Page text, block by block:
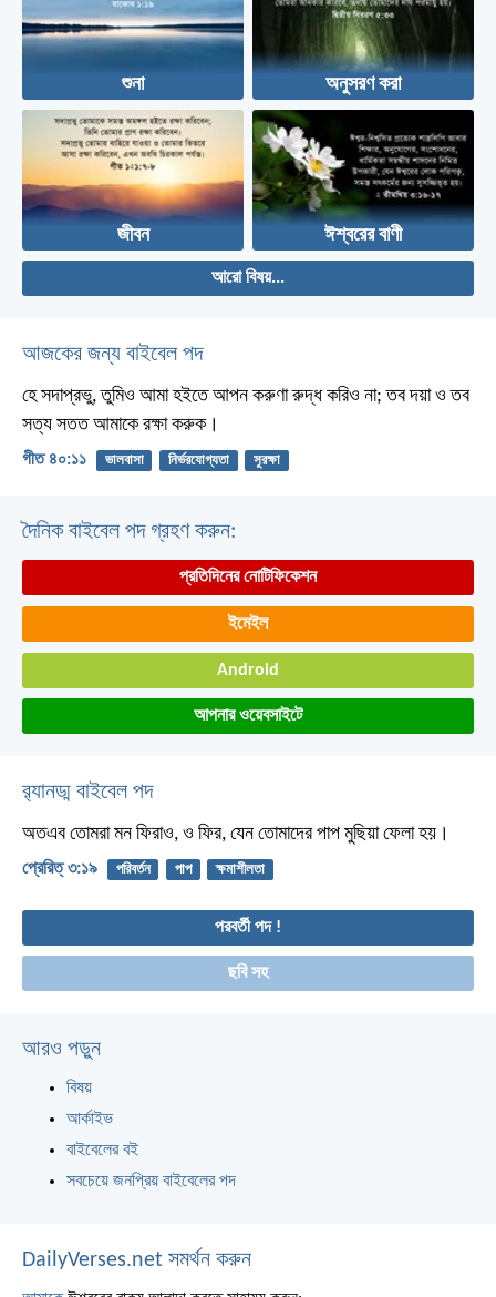
শুনা অনুসরণ করা
জীবন ঈশ্বরের বাণী
আরো বিষয়...
আজকের জন্য বাইবেল পদ
হে সদাপ্রভু, তুমিও আমা হইতে আপন করুণা রুদ্ধ করিও না; তব দয়া ও তব
সত্য সতত আমাকে রক্ষা করুক।
গীত ৪০:১১ ভালবাসা নির্ভরযোগ্যতা সুরক্ষা
দৈনিক বাইবেল পদ গ্রহণ করুন:
প্রতিদিনের নোটিফিকেশন
ইমেইল
Android
আপনার ওয়েবসাইটে
র‌্যানড্ম বাইবেল পদ
অতএব তোমরা মন ফিরাও, ও ফির, যেন তোমাদের পাপ মুছিয়া ফেলা হয়।
প্রেরিত্‌ ৩:১৯ পরিবর্তন পাপ ক্ষমাশীলতা
পরবর্তী পদ !
ছবি সহ
আরও পড়ুন
বিষয়
আর্কাইভ
বাইবেলের বই
সবচেয়ে জনপ্রিয় বাইবেলের পদ
DailyVerses.net সমর্থন করুন